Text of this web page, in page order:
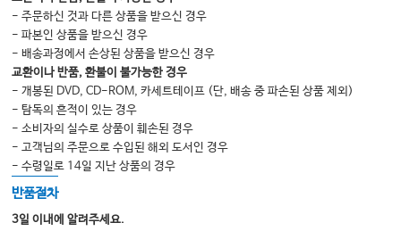
09. 환자에게 순간적으로 말실수를 했을 경우? 254
10. 수술이 잘못되었거나 의사의 실수로 환자가 더 악화되었을 때 대처법? 256
11. 분명 오진은 아닌데 환자의 상태가 처음 생각했던 것보다 심하여 보호자에
게 처음의 말을 번복해야 하는 경우? 258
12. 환자를 밖에서 (음식점이나 술집 등) 만났을 경우 어떻게 해야 어색하지 않
고 자연스러울까? 260
13. 단골 환자가 치료비를 깎거나 무리한 서비스를 요구한다면? 262
14. 환자가 인간적으로 의사에게 도움을 요청하거나 어려운 가정사를 이야기하
며 병원비를 낼 수 없다고 한다면? 264
- 주문하신 것과 다른 상품을 받으신 경우
- 파본인 상품을 받으신 경우
- 배송과정에서 손상된 상품을 받으신 경우
교환이나 반품, 환불이 불가능한 경우
- 개봉된 DVD, CD-ROM, 카세트테이프 (단, 배송 중 파손된 상품 제외)
- 탐독의 흔적이 있는 경우
- 소비자의 실수로 상품이 훼손된 경우
- 고객님의 주문으로 수입된 해외 도서인 경우
- 수령일로 14일 지난 상품의 경우
반품절차
3일 이내에 알려주세요.